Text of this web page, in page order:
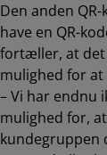
Den anden
have en QR-
fortæller, at det
mulighed for
– Vi har endnu
mulighed for,
kundegruppen